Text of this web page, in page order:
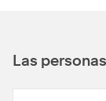
Las